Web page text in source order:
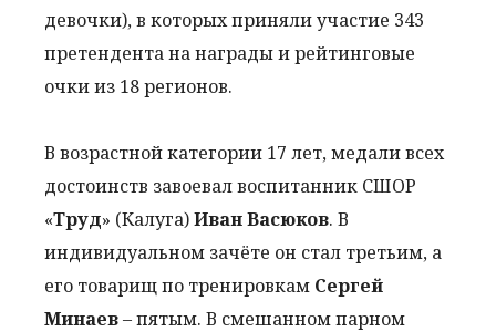
девочки), в которых приняли участие 343
претендента на награды и рейтинговые
очки из 18 регионов.
В возрастной категории 17 лет, медали всех
достоинств завоевал воспитанник СШОР
«Труд» (Калуга)Иван Васюков. В
индивидуальном зачёте он стал третьим, а
его товарищ по тренировкам Сергей
Минаев– пятым. В смешанном парном